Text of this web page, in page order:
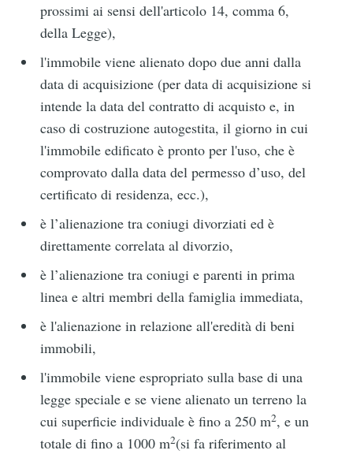
prossimi ai sensi dell'articolo 14, comma 6,
della Legge),
l'immobile viene alienato dopo due anni dalla
data di acquisizione (per data di acquisizione si
intende la data del contratto di acquisto e, in
caso di costruzione autogestita, il giorno in cui
l'immobile edificato è pronto per l'uso, che è
comprovato dalla data del permesso d’uso, del
certificato di residenza, ecc.),
è l’alienazione tra coniugi divorziati ed è
direttamente correlata al divorzio,
è l’alienazione tra coniugi e parenti in prima
linea e altri membri della famiglia immediata,
è l'alienazione in relazione all'eredità di beni
immobili,
l'immobile viene espropriato sulla base di una
legge speciale e se viene alienato un terreno la
cui superficie individuale è fino a 250 m2, e un
totale di fino a 1000 m2(si fa riferimento al